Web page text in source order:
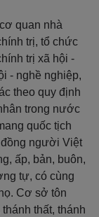
quan nhà
trị, tổ chức
trị xã hội -
- nghề nghiệp,
theo quy định
trong nước
quốc tịch
người Việt
ấp, bản, buôn,
tự, có cùng
Cơ sở tôn
thất, thánh